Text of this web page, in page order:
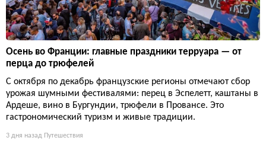
Осень во Франции: главные праздники терруара — от
перца до трюфелей
С октября по декабрь французские регионы отмечают сбор
урожая шумными фестивалями: перец в Эспелетт, каштаны в
Ардеше, вино в Бургундии, трюфели в Провансе. Это
гастрономический туризм и живые традиции.
3 дня назад Путешествия